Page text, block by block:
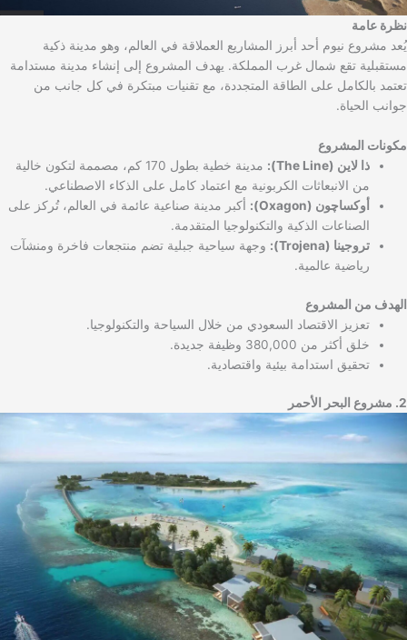
نظرة عامة
يُعد مشروع نيوم أحد أبرز المشاريع العملاقة في العالم، وهو مدينة ذكية
مستقبلية تقع شمال غرب المملكة. يهدف المشروع إلى إنشاء مدينة مستدامة
تعتمد بالكامل على الطاقة المتجددة، مع تقنيات مبتكرة في كل جانب من
جوانب الحياة.
مكونات المشروع
ذا لاين (The Line):
مدينة خطية بطول 170 كم، مصممة لتكون خالية
من الانبعاثات الكربونية مع اعتماد كامل على الذكاء الاصطناعي.
أوكساچون (Oxagon):
أكبر مدينة صناعية عائمة في العالم، تُركز على
الصناعات الذكية والتكنولوجيا المتقدمة.
تروجينا (Trojena):
وجهة سياحية جبلية تضم منتجعات فاخرة ومنشآت
رياضية عالمية.
الهدف من المشروع
تعزيز الاقتصاد السعودي من خلال السياحة والتكنولوجيا.
خلق أكثر من 380,000 وظيفة جديدة.
تحقيق استدامة بيئية واقتصادية.
2. مشروع البحر الأحمر